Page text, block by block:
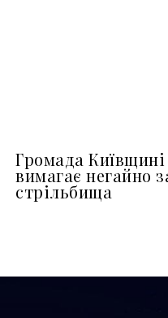
Громада Київщині
вимагає негайно
стрільбища